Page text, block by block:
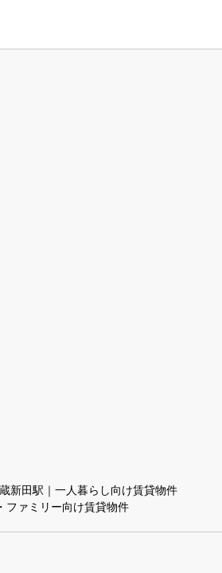
新田駅｜一人暮らし向け賃貸物件
ファミリー向け賃貸物件